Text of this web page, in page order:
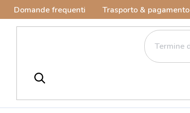
Domande frequenti Trasporto & pagamento